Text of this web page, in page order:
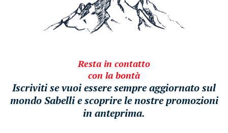
Resta in contatto
con la bontà
Iscriviti se vuoi essere sempre aggiornato sul
mondo Sabelli e scoprire le nostre promozioni
in anteprima.